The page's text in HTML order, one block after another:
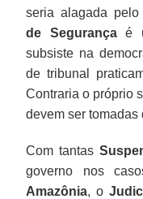
seria alagada pelo
de Segurançaé
subsiste na
de tribunal
Contraria o próprio
devem ser tomadas
Com tantas
governo nos
Amazônia, o